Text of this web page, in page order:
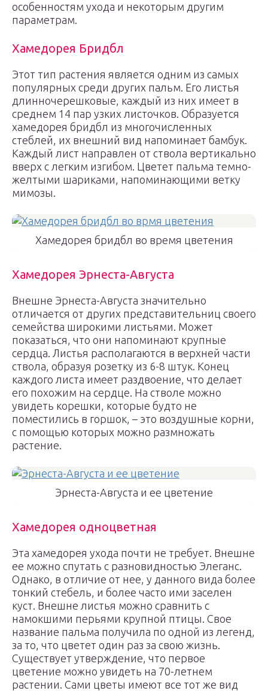
особенностям ухода и некоторым другим
параметрам.
Хамедорея Бридбл
Этот тип растения является одним из самых
популярных среди других пальм. Его листья
длинночерешковые, каждый из них имеет в
среднем 14 пар узких листочков. Образуется
хамедорея бридбл из многочисленных
стеблей, их внешний вид напоминает бамбук.
Каждый лист направлен от ствола вертикально
вверх с легким изгибом. Цветет пальма темно-
желтыми шариками, напоминающими ветку
мимозы.
Хамедорея бридбл во время цветения
Хамедорея Эрнеста-Августа
Внешне Эрнеста-Августа значительно
отличается от других представительниц своего
семейства широкими листьями. Может
показаться, что они напоминают крупные
сердца. Листья располагаются в верхней части
ствола, образуя розетку из 6-8 штук. Конец
каждого листа имеет раздвоение, что делает
его похожим на сердце. На стволе можно
увидеть корешки, которые будто не
поместились в горшок, – это воздушные корни,
с помощью которых можно размножать
растение.
Эрнеста-Августа и ее цветение
Хамедорея одноцветная
Эта хамедорея ухода почти не требует. Внешне
ее можно спутать с разновидностью Элеганс.
Однако, в отличие от нее, у данного вида более
тонкий стебель, и более часто ими заселен
куст. Внешне листья можно сравнить с
намокшими перьями крупной птицы. Свое
название пальма получила по одной из легенд,
за то, что цветет один раз за свою жизнь.
Существует утверждение, что первое
цветение можно увидеть на 70-летнем
растении. Сами цветы имеют все тот же вид